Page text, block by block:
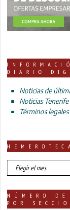
DIARIO
Noticias de
Noticias
Términos legales
HEMEROTECA
DE
NÚMERO
POR